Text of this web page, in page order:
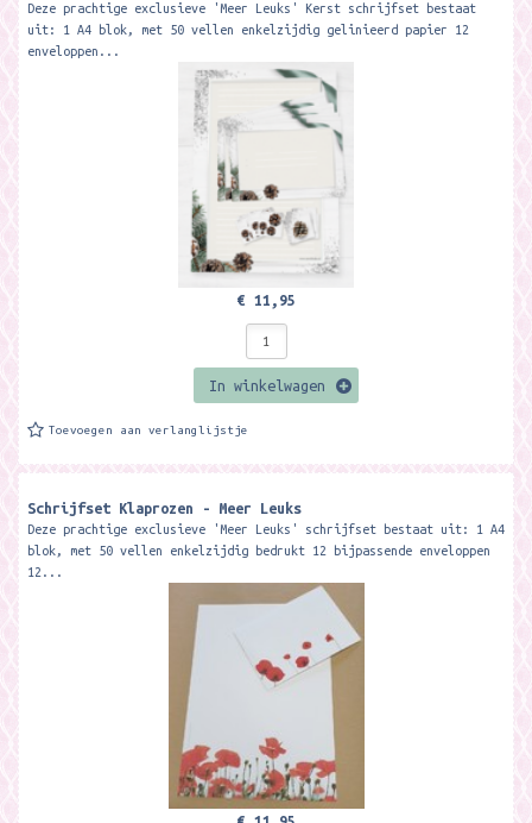
Deze prachtige exclusieve 'Meer Leuks' Kerst schrijfset bestaat
uit: 1 A4 blok, met 50 vellen enkelzijdig gelinieerd papier 12
enveloppen...
€ 11,95
In winkelwagen
Toevoegen aan verlanglijstje
Schrijfset Klaprozen - Meer Leuks
Deze prachtige exclusieve 'Meer Leuks' schrijfset bestaat uit: 1 A4
blok, met 50 vellen enkelzijdig bedrukt 12 bijpassende enveloppen
12...